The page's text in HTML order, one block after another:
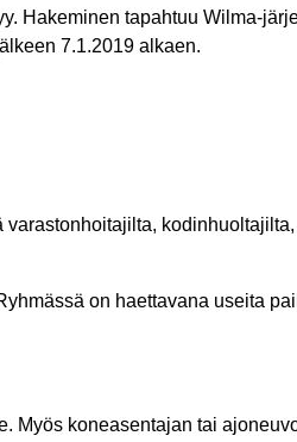
Hakeminen tapahtuu Wilma-
7.1.2019 alkaen.
on haettavana useita
koneasentajan tai